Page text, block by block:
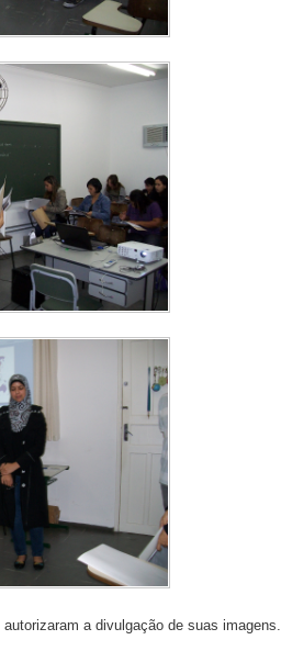
a divulgação de suas imagens.